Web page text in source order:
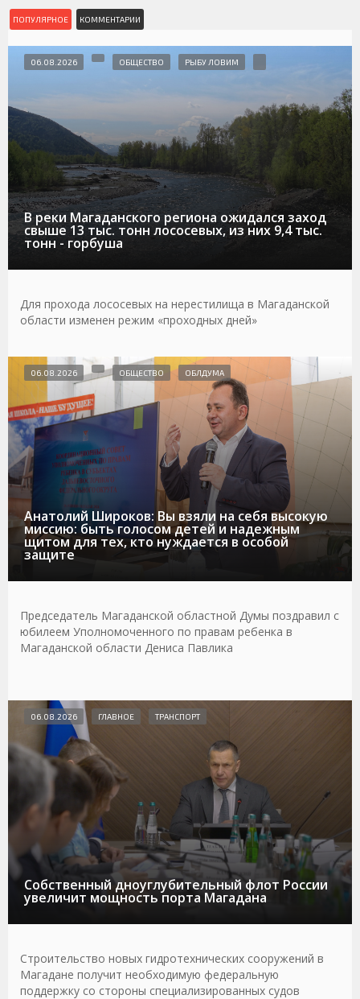
ПОПУЛЯРНОЕ КОММЕНТАРИИ
В реки Магаданского региона ожидался заход
свыше 13 тыс. тонн лососевых, из них 9,4 тыс.
тонн - горбуша
06.08.2026 ОБЩЕСТВО РЫБУ ЛОВИМ
Для прохода лососевых на нерестилища в Магаданской
области изменен режим «проходных дней»
Анатолий Широков: Вы взяли на себя высокую
миссию: быть голосом детей и надежным
щитом для тех, кто нуждается в особой
защите
06.08.2026 ОБЩЕСТВО ОБЛДУМА
Председатель Магаданской областной Думы поздравил с
юбилеем Уполномоченного по правам ребенка в
Магаданской области Дениса Павлика
Собственный дноуглубительный флот России
увеличит мощность порта Магадана
06.08.2026 ГЛАВНОЕ ТРАНСПОРТ
Строительство новых гидротехнических сооружений в
Магадане получит необходимую федеральную
поддержку со стороны специализированных судов